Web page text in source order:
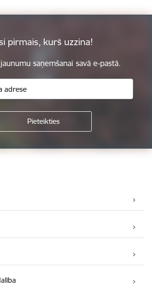
pirmais, kurš uzzina!
saņemšanai savā e-pastā.